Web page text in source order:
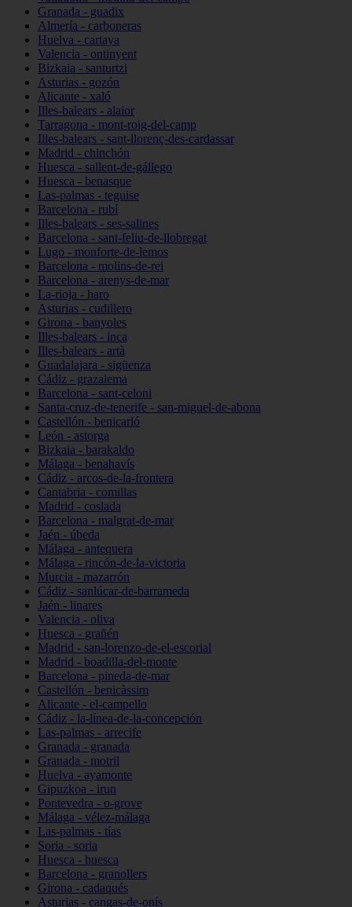
Granada - guadix
Almería - carboneras
Huelva - cartaya
Valencia - ontinyent
Bizkaia - santurtzi
Asturias - gozón
Alicante - xaló
Illes-balears - alaior
Tarragona - mont-roig-del-camp
Illes-balears - sant-llorenç-des-cardassar
Madrid - chinchón
Huesca - sallent-de-gállego
Huesca - benasque
Las-palmas - teguise
Barcelona - rubí
Illes-balears - ses-salines
Barcelona - sant-feliu-de-llobregat
Lugo - monforte-de-lemos
Barcelona - molins-de-rei
Barcelona - arenys-de-mar
La-rioja - haro
Asturias - cudillero
Girona - banyoles
Illes-balears - inca
Illes-balears - artà
Guadalajara - sigüenza
Cádiz - grazalema
Barcelona - sant-celoni
Santa-cruz-de-tenerife - san-miguel-de-abona
Castellón - benicarló
León - astorga
Bizkaia - barakaldo
Málaga - benahavís
Cádiz - arcos-de-la-frontera
Cantabria - comillas
Madrid - coslada
Barcelona - malgrat-de-mar
Jaén - úbeda
Málaga - antequera
Málaga - rincón-de-la-victoria
Murcia - mazarrón
Cádiz - sanlúcar-de-barrameda
Jaén - linares
Valencia - oliva
Huesca - grañén
Madrid - san-lorenzo-de-el-escorial
Madrid - boadilla-del-monte
Barcelona - pineda-de-mar
Castellón - benicàssim
Alicante - el-campello
Cádiz - la-línea-de-la-concepción
Las-palmas - arrecife
Granada - granada
Granada - motril
Huelva - ayamonte
Gipuzkoa - irun
Pontevedra - o-grove
Málaga - vélez-málaga
Las-palmas - tías
Soria - soria
Huesca - huesca
Barcelona - granollers
Girona - cadaqués
Asturias - cangas-de-onís